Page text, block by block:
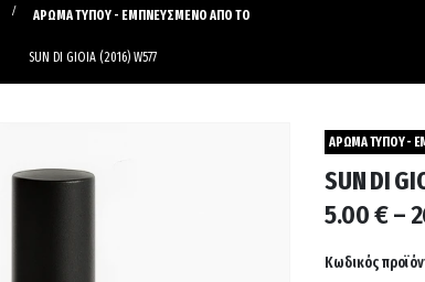
ΑΡΩΜΑ ΤΥΠΟΥ - ΕΜΠΝΕΥΣΜΕΝΟ ΑΠΟ ΤΟ
SUN DI GIOIA (2016) W577
ΑΡΩΜΑ ΤΥΠΟΥ -
SUN DI
5.00€ –
Κωδικός